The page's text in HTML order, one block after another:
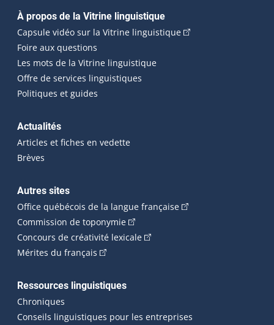
Navigation principale
À propos de la Vitrine linguistique
Capsule vidéo sur la Vitrine linguistique(Cet hyperlien
Foire aux questions
Les mots de la Vitrine linguistique
Offre de services linguistiques
Politiques et guides
Actualités
Articles et fiches en vedette
Brèves
Autres sites
Office québécois de la langue française(Cet hyperlien
Commission de toponymie(Cet hyperlien externe s'ouvrira
Concours de créativité lexicale(Cet hyperlien externe
Mérites du français (Cet hyperlien externe s'ouvrira dans une
Ressources linguistiques
Chroniques
Conseils linguistiques pour les entreprises